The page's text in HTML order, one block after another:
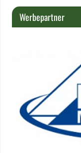
Werbepartner